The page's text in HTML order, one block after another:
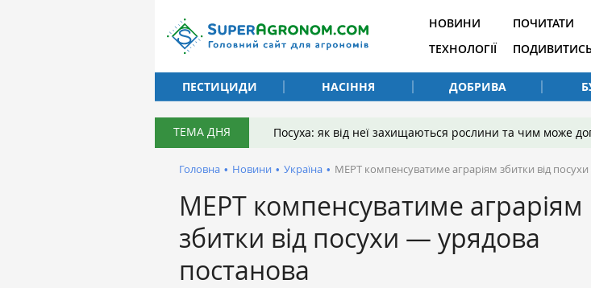
НОВИНИ
ТЕХНОЛОГІЇ
ПОЧИТАТИ
ПЕСТИЦИДИ
НАСІННЯ ДОБРИВА
ТЕМА ДНЯ Посуха: як від неї захищаються рослини та чим може
Головна • Новини • Україна • МЕРТ компенсуватиме аграріям збитки від
МЕРТ компенсуватиме аграріям
збитки від посухи — урядова
постанова